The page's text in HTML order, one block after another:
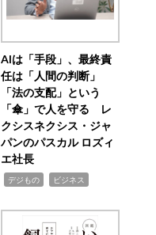
AIは「手段」、最終責
任は「人間の判断」
「法の支配」という
「傘」で人を守る レ
クシスネクシス・ジャ
パンのパスカル ロズィ
エ社長
デジもの ビジネス